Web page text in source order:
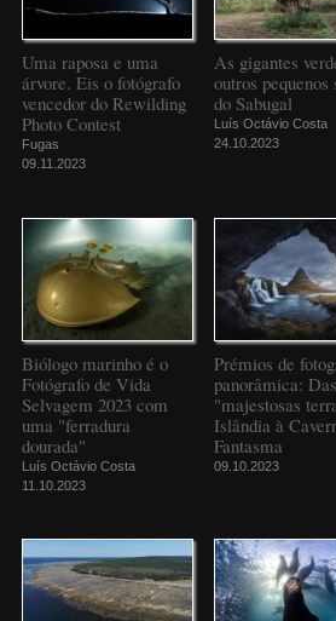
Uma raposa e uma
árvore. Eis o fotógrafo
vencedor do Rewilding
Photo Contest
Fugas
09.11.2023
As gigantes
outros pequenos
do Sabugal
Luís Octávio Costa
24.10.2023
Biólogo marinho é o
Fotógrafo de Vida
Selvagem 2023 com
uma "ferradura
dourada"
Luís Octávio Costa
11.10.2023
Prémios de
panorâmica: Das
"majestosas
Islândia à
Fantasma
09.10.2023